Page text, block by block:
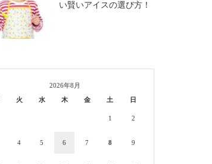
い賢いアイスの選び方！
2026年8月
火 水 木 金 土 日
1 2
4 5 6 7 8 9